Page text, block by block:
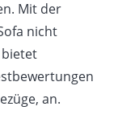
Mit der
nicht
an.